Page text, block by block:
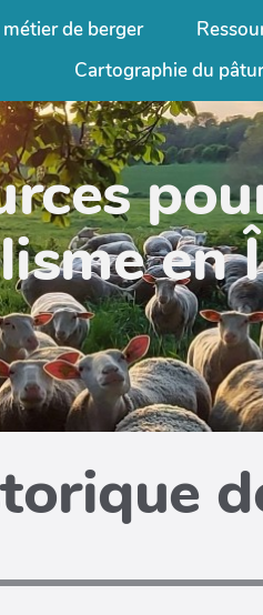
métier de berger
Cartographie du
en